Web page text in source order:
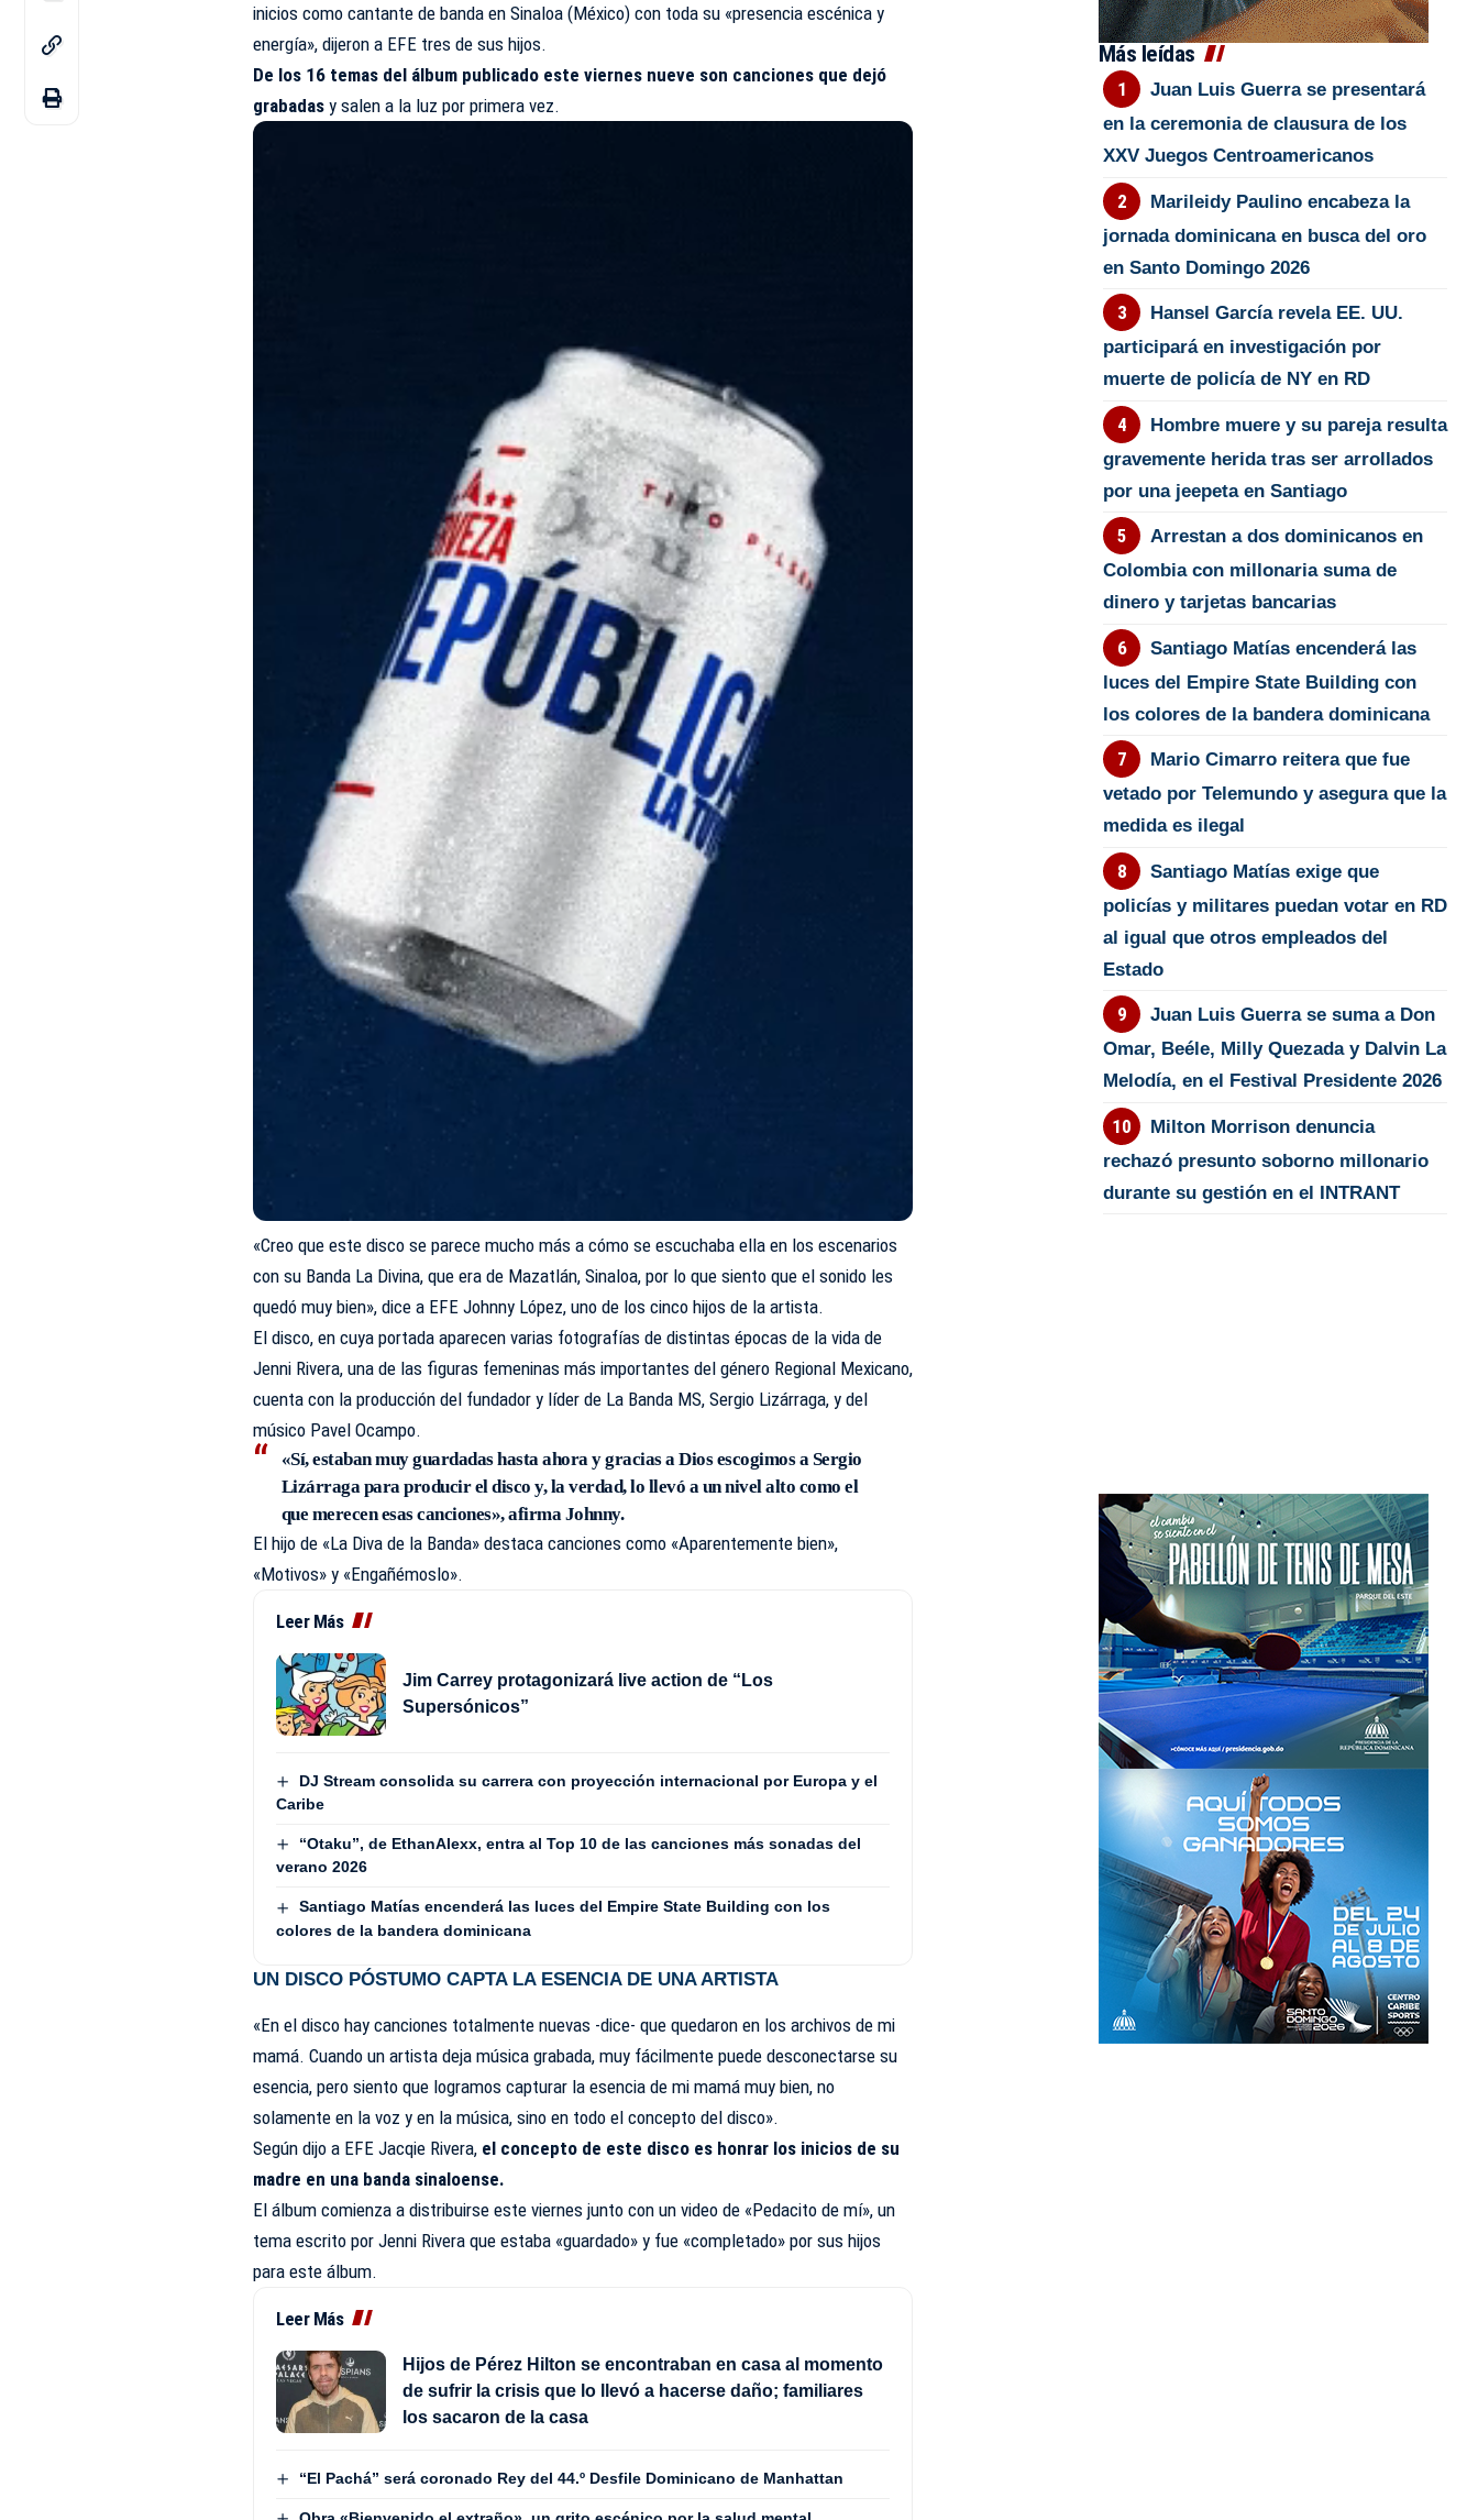
inicios como cantante de banda en Sinaloa (México) con toda su «presencia escénica y
energía», dijeron a EFE tres de sus hijos.
De los 16 temas del álbum publicado este viernes nueve son canciones que dejó
grabadas y salen a la luz por primera vez.
«Creo que este disco se parece mucho más a cómo se escuchaba ella en los escenarios
con su Banda La Divina, que era de Mazatlán, Sinaloa, por lo que siento que el sonido les
quedó muy bien», dice a EFE Johnny López, uno de los cinco hijos de la artista.
El disco, en cuya portada aparecen varias fotografías de distintas épocas de la vida de
Jenni Rivera, una de las figuras femeninas más importantes del género Regional Mexicano,
cuenta con la producción del fundador y líder de La Banda MS, Sergio Lizárraga, y del
músico Pavel Ocampo.
«Sí, estaban muy guardadas hasta ahora y gracias a Dios escogimos a Sergio
Lizárraga para producir el disco y, la verdad, lo llevó a un nivel alto como el
que merecen esas canciones», afirma Johnny.
El hijo de «La Diva de la Banda» destaca canciones como «Aparentemente bien»,
«Motivos» y «Engañémoslo».
Leer Más
Jim Carrey protagonizará live action de “Los
Supersónicos”
DJ Stream consolida su carrera con proyección internacional por Europa y el
Caribe
“Otaku”, de EthanAlexx, entra al Top 10 de las canciones más sonadas del
verano 2026
Santiago Matías encenderá las luces del Empire State Building con los
colores de la bandera dominicana
UN DISCO PÓSTUMO CAPTA LA ESENCIA DE UNA ARTISTA
«En el disco hay canciones totalmente nuevas -dice- que quedaron en los archivos de mi
mamá. Cuando un artista deja música grabada, muy fácilmente puede desconectarse su
esencia, pero siento que logramos capturar la esencia de mi mamá muy bien, no
solamente en la voz y en la música, sino en todo el concepto del disco».
Según dijo a EFE Jacqie Rivera, el concepto de este disco es honrar los inicios de su
madre en una banda sinaloense.
El álbum comienza a distribuirse este viernes junto con un video de «Pedacito de mí», un
tema escrito por Jenni Rivera que estaba «guardado» y fue «completado» por sus hijos
para este álbum.
Leer Más
Hijos de Pérez Hilton se encontraban en casa al momento
de sufrir la crisis que lo llevó a hacerse daño; familiares
los sacaron de la casa
“El Pachá” será coronado Rey del 44.º Desfile Dominicano de Manhattan
Más leídas
Juan Luis Guerra se presentará
en la ceremonia de clausura de los
XXV Juegos Centroamericanos
Marileidy Paulino encabeza la
jornada dominicana en busca del oro
en Santo Domingo 2026
Hansel García revela EE. UU.
participará en investigación por
muerte de policía de NY en RD
Hombre muere y su pareja resulta
gravemente herida tras ser arrollados
por una jeepeta en Santiago
Arrestan a dos dominicanos en
Colombia con millonaria suma de
dinero y tarjetas bancarias
Santiago Matías encenderá las
luces del Empire State Building con
los colores de la bandera dominicana
Mario Cimarro reitera que fue
vetado por Telemundo y asegura que la
medida es ilegal
Santiago Matías exige que
policías y militares puedan votar en RD
al igual que otros empleados del
Estado
Juan Luis Guerra se suma a Don
Omar, Beéle, Milly Quezada y Dalvin La
Melodía, en el Festival Presidente 2026
Milton Morrison denuncia
rechazó presunto soborno millonario
durante su gestión en el INTRANT